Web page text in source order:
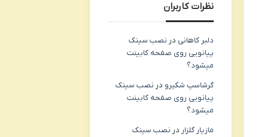
نظرات کاربران
دلبر کاهانی در نصب سینک
پیانویی روی صفحه کابینت
میشود؟
گرشاسپ شکیرو در نصب سینک
پیانویی روی صفحه کابینت
میشود؟
مازیار گلزار در نصب سینک